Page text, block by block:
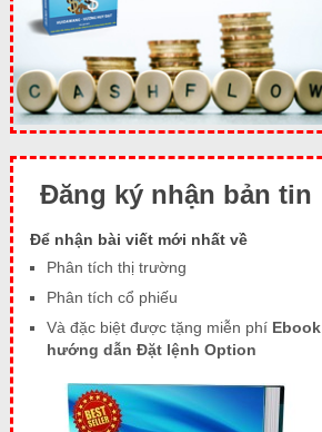
Đăng ký nhận bản tin
Để nhận bài viết mới nhất về
Phân tích thị trường
Phân tích cổ phiếu
Và đặc biệt được tặng miễn phí Ebook
hướng dẫn Đặt lệnh Option